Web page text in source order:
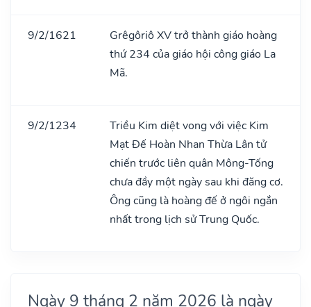
9/2/1621
Grêgôriô XV trở thành giáo hoàng
thứ 234 của giáo hội công giáo La
Mã.
9/2/1234
Triều Kim diệt vong với việc Kim
Mạt Đế Hoàn Nhan Thừa Lân tử
chiến trước liên quân Mông-Tống
chưa đầy một ngày sau khi đăng cơ.
Ông cũng là hoàng đế ở ngôi ngắn
nhất trong lịch sử Trung Quốc.
Ngày 9 tháng 2 năm 2026 là ngày